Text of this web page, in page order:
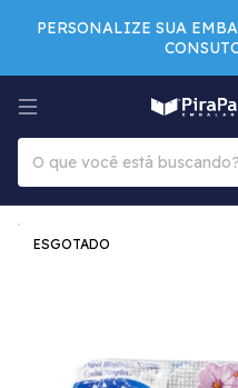
PERSONALIZE SUA
ESGOTADO